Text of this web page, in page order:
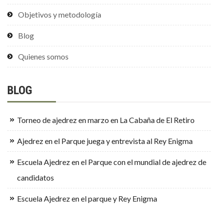
Objetivos y metodología
Blog
Quienes somos
BLOG
Torneo de ajedrez en marzo en La Cabaña de El Retiro
Ajedrez en el Parque juega y entrevista al Rey Enigma
Escuela Ajedrez en el Parque con el mundial de ajedrez de
candidatos
Escuela Ajedrez en el parque y Rey Enigma